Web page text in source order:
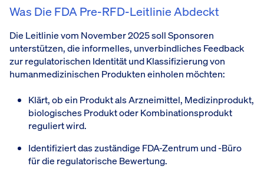
Was Die FDA Pre-RFD-Leitlinie Abdeckt
Die Leitlinie vom November 2025 soll Sponsoren
unterstützen, die informelles, unverbindliches Feedback
zur regulatorischen Identität und Klassifizierung von
humanmedizinischen Produkten einholen möchten:
Klärt, ob ein Produkt als Arzneimittel, Medizinprodukt,
biologisches Produkt oder Kombinationsprodukt
reguliert wird.
Identifiziert das zuständige FDA-Zentrum und -Büro
für die regulatorische Bewertung.